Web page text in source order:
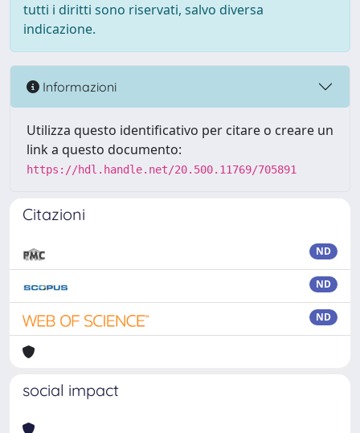
tutti i diritti sono riservati, salvo diversa
indicazione.
Informazioni
Utilizza questo identificativo per citare o creare un
link a questo documento:
https://hdl.handle.net/20.500.11769/705891
Citazioni
ND
ND
ND
social impact